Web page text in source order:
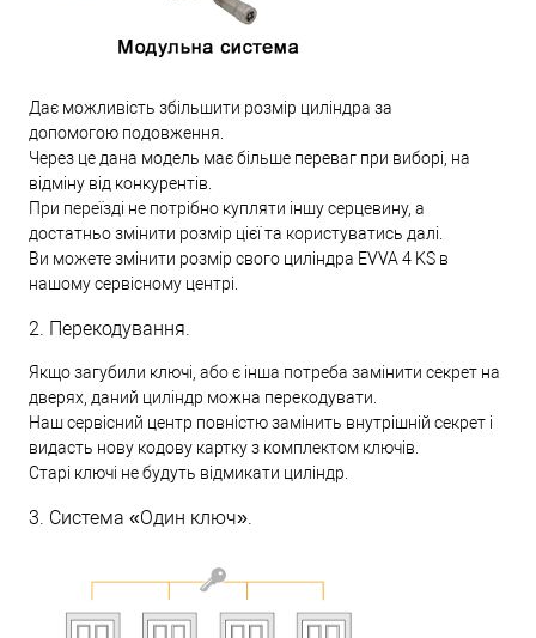
Дає можливість збільшити розмір циліндра за
допомогою подовження.
Через це дана модель має більше переваг при виборі, на
відміну від конкурентів.
При переїзді не потрібно купляти іншу серцевину, а
достатньо змінити розмір цієї та користуватись далі.
Ви можете змінити розмір свого циліндра EVVA 4 KS в
нашому сервісному центрі.
2. Перекодування.
Якщо загубили ключі, або є інша потреба замінити секрет на
дверях, даний циліндр можна перекодувати.
Наш сервісний центр повністю замінить внутрішній секрет і
видасть нову кодову картку з комплектом ключів.
Старі ключі не будуть відмикати циліндр.
3. Система «Один ключ».